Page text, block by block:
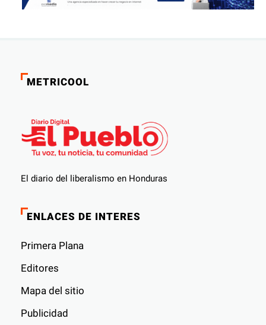
METRICOOL
El diario del liberalismo en Honduras
ENLACES DE INTERES
Primera Plana
Editores
Mapa del sitio
Publicidad